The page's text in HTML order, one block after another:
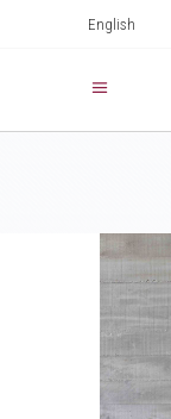
English